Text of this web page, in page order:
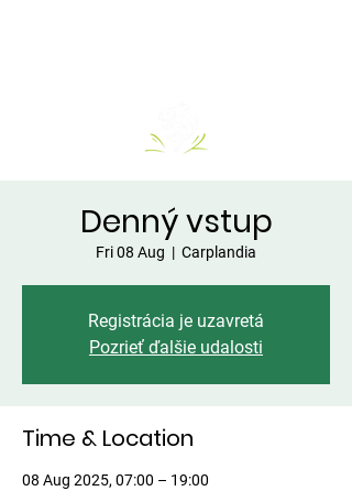
Denný vstup
Fri 08 Aug
  |
Carplandia
Registrácia je uzavretá
Pozrieť ďalšie udalosti
Time & Location
08 Aug 2025, 07:00 – 19:00